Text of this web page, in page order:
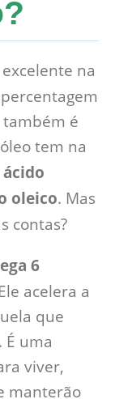
excelente na
é
tem na
ácido
oleico. Mas
contas?
6
acelera a
que
É uma
viver,
manterão